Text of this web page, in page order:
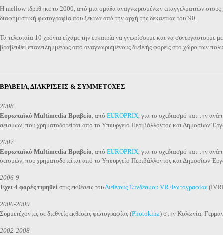
Η mellow ιδρύθηκε το 2000, από μια ομάδα αναγνωρισμένων επαγγελματιών στους
διαφημιστική φωτογραφία που ξεκινά από την αρχή της δεκαετίας του '90.
Τα τελευταία 10 χρόνια είχαμε την ευκαιρία να γνωρίσουμε και να συνεργαστούμε
βραβευθεί επανειλημμένως από αναγνωρισμένους διεθνής φορείς στο χώρο των
ΒΡΑΒΕΙΑ, ΔΙΑΚΡΙΣΕΙΣ & ΣΥΜΜΕΤΟΧΕΣ
2008
Ευρωπαϊκό Multimedia Βραβείο, από EUROPRIX, για το σχεδιασμό και την
σεισμών, που χρηματοδοτείται από το Υπουργείο Περιβάλλοντος και Δημοσίων
2007
Ευρωπαϊκό Multimedia Βραβείο, από EUROPRIX, για το σχεδιασμό και την
σεισμών, που χρηματοδοτείται από το Υπουργείο Περιβάλλοντος και Δημοσίων
2006-9
Έχει 4 φορές τιμηθεί στις εκθέσεις τουΔιεθνούς Συνδέσμου VR Φωτογραφίας
2006-2009
Συμμετέχοντες σε διεθνείς εκθέσεις φωτογραφίας (Photokina) στην Κολωνία,
2002-2008